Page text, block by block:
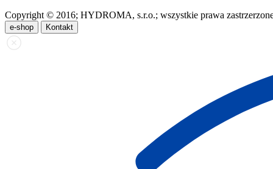
Copyright © 2016; HYDROMA, s.r.o.; wszystkie prawa
e-shop Kontakt